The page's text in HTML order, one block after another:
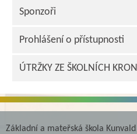
Sponzoři
Prohlášení o přístupnosti
ÚTRŽKY ZE ŠKOLNÍCH
Základní a mateřská škola